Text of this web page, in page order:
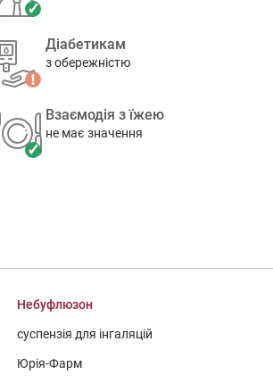
Діабетикам
з обережністю
Взаємодія з їжею
не має значення
Небуфлюзон
суспензія для інгаляцій
Юрія-Фарм